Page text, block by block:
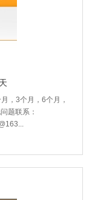
，3个月，6个月，
题联系：